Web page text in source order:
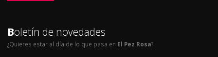
Boletín de novedades
¿Quieres estar al día de lo que pasa en El Pez Rosa?